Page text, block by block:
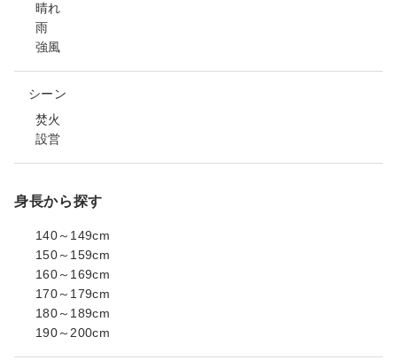
晴れ
雨
強風
シーン
焚火
設営
身長から探す
140～149cm
150～159cm
160～169cm
170～179cm
180～189cm
190～200cm